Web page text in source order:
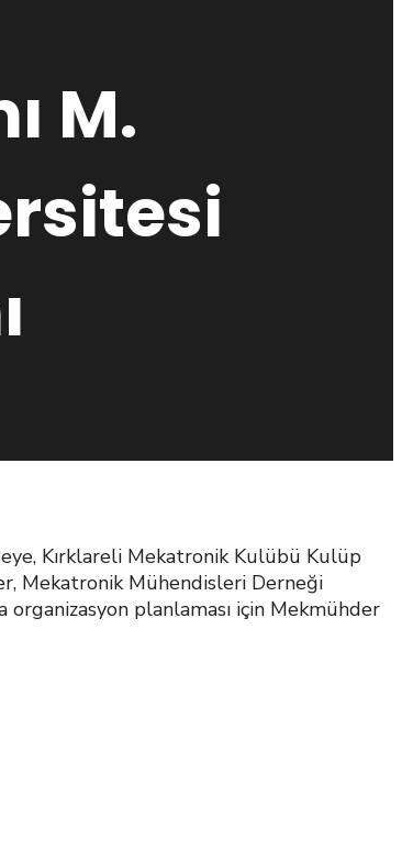
M.
Kırklareli Mekatronik Kulübü Kulüp
Mekatronik Mühendisleri Derneği
planlaması için Mekmühder